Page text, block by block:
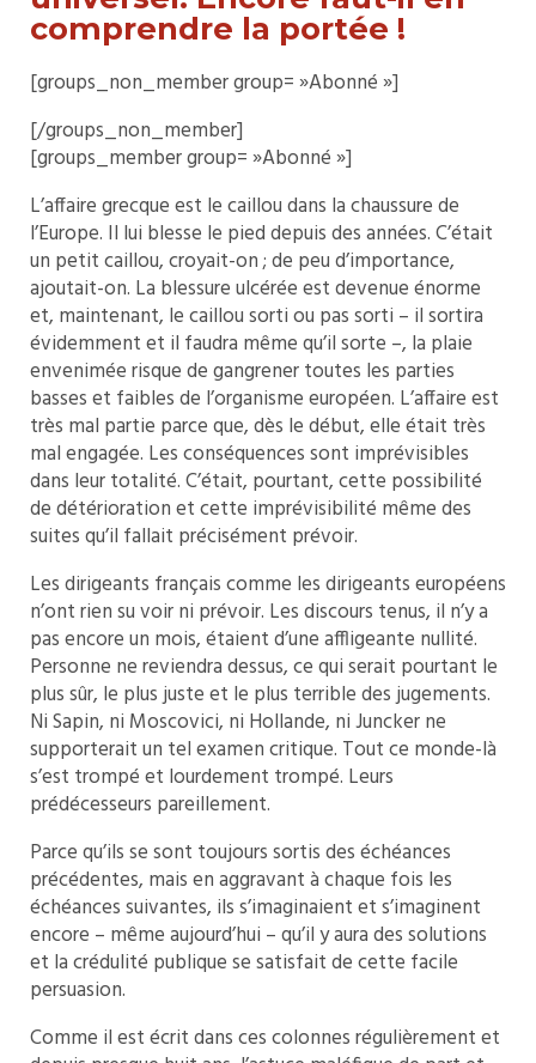
comprendre la portée !
[groups_non_member group= »Abonné »]
[/groups_non_member]
[groups_member group= »Abonné »]
L’affaire grecque est le caillou dans la chaussure de
l’Europe. Il lui blesse le pied depuis des années. C’était
un petit caillou, croyait-on ; de peu d’importance,
ajoutait-on. La blessure ulcérée est devenue énorme
et, maintenant, le caillou sorti ou pas sorti – il sortira
évidemment et il faudra même qu’il sorte –, la plaie
envenimée risque de gangrener toutes les parties
basses et faibles de l’organisme européen. L’affaire est
très mal partie parce que, dès le début, elle était très
mal engagée. Les conséquences sont imprévisibles
dans leur totalité. C’était, pourtant, cette possibilité
de détérioration et cette imprévisibilité même des
suites qu’il fallait précisément prévoir.
Les dirigeants français comme les dirigeants européens
n’ont rien su voir ni prévoir. Les discours tenus, il n’y a
pas encore un mois, étaient d’une affligeante nullité.
Personne ne reviendra dessus, ce qui serait pourtant le
plus sûr, le plus juste et le plus terrible des jugements.
Ni Sapin, ni Moscovici, ni Hollande, ni Juncker ne
supporterait un tel examen critique. Tout ce monde-là
s’est trompé et lourdement trompé. Leurs
prédécesseurs pareillement.
Parce qu’ils se sont toujours sortis des échéances
précédentes, mais en aggravant à chaque fois les
échéances suivantes, ils s’imaginaient et s’imaginent
encore – même aujourd’hui – qu’il y aura des solutions
et la crédulité publique se satisfait de cette facile
persuasion.
Comme il est écrit dans ces colonnes régulièrement et